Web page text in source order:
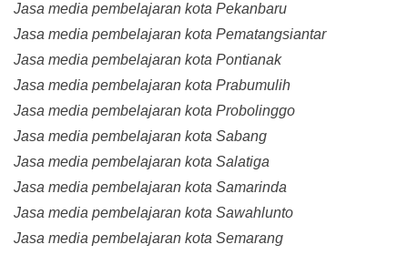
Jasa media pembelajaran kota Pekanbaru
Jasa media pembelajaran kota Pematangsiantar
Jasa media pembelajaran kota Pontianak
Jasa media pembelajaran kota Prabumulih
Jasa media pembelajaran kota Probolinggo
Jasa media pembelajaran kota Sabang
Jasa media pembelajaran kota Salatiga
Jasa media pembelajaran kota Samarinda
Jasa media pembelajaran kota Sawahlunto
Jasa media pembelajaran kota Semarang